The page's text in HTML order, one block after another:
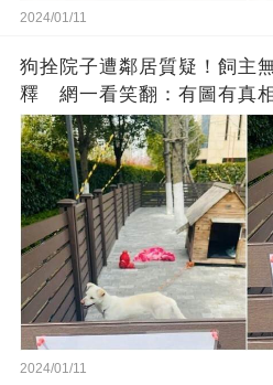
2024/01/11
狗拴院子遭鄰居質疑！飼主
釋 網一看笑翻：有圖有真相
2024/01/11